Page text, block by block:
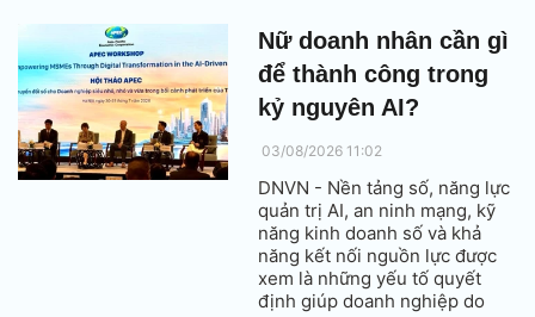
tính các lĩnh vực thương mại
hàng hoá, du lịch, dịch vụ vận
tải, kho bãi, bưu chính và
chuyển phát) trên địa bàn.
Nữ doanh nhân cần gì
để thành công trong
kỷ nguyên AI?
03/08/2026 11:02
DNVN - Nền tảng số, năng lực
quản trị AI, an ninh mạng, kỹ
năng kinh doanh số và khả
năng kết nối nguồn lực được
xem là những yếu tố quyết
định giúp doanh nghiệp do